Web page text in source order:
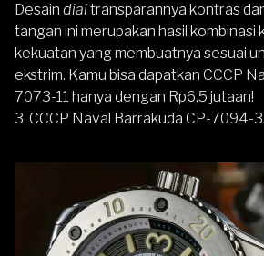
Desain dialtransparannya kontras
tangan ini merupakan hasil kombinasi
kekuatan yang membuatnya sesuai
ekstrim. Kamu bisa dapatkan CCCP
7073-11 hanya dengan Rp6,5 jutaan!
3. CCCP Naval Barrakuda CP-7094-